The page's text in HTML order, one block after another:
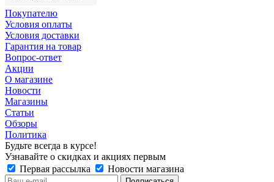
Покупателю
Условия оплаты
Условия доставки
Гарантия на товар
Вопрос-ответ
Акции
О магазине
Новости
Магазины
Статьи
Обзоры
Политика
Будьте всегда в курсе!
Узнавайте о скидках и акциях первым
Первая рассылка
Новости магазина